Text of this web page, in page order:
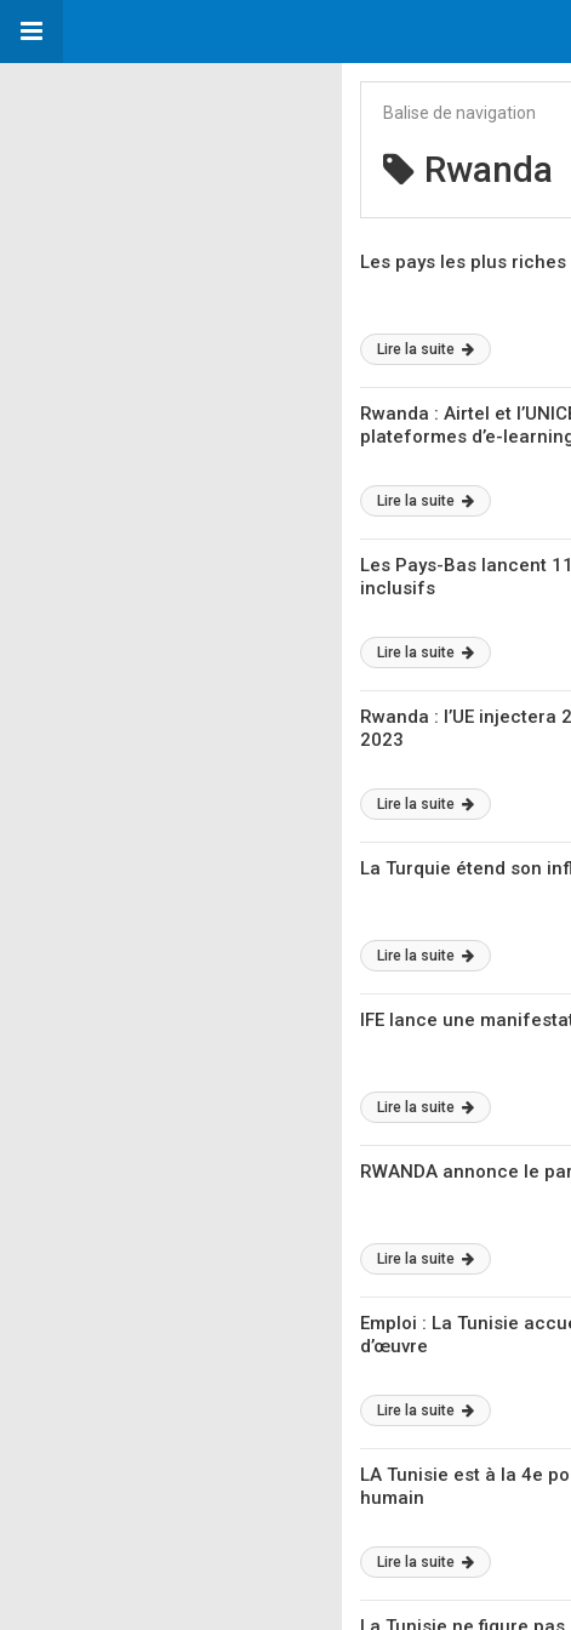
Balise de navigation
Rwanda
Les pays les plus
Lire la suite
Rwanda : Airtel et
plateformes d’e-
Lire la suite
Les Pays-Bas lancent
inclusifs
Lire la suite
Rwanda : l’UE
2023
Lire la suite
La Turquie étend son
Lire la suite
IFE lance une
Lire la suite
RWANDA annonce le
Lire la suite
Emploi : La Tunisie
d’œuvre
Lire la suite
LA Tunisie est à la 4e
humain
Lire la suite